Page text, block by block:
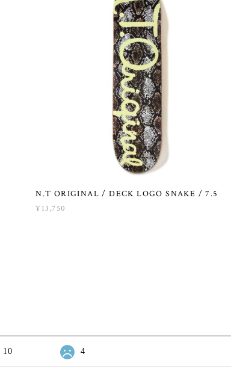
N.T ORIGINAL / DECK LOGO SNAKE / 7.5
¥13,750
10 4